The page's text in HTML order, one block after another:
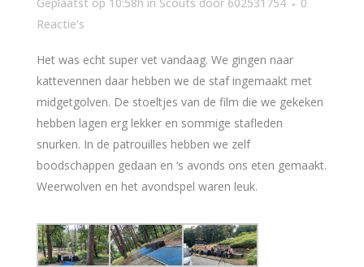
Reactie's
Het was echt super vet vandaag. We gingen naar
kattevennen daar hebben we de staf ingemaakt met
midgetgolven. De stoeltjes van de film die we gekeken
hebben lagen erg lekker en sommige stafleden
snurken. In de patrouilles hebben we zelf
boodschappen gedaan en ‘s avonds ons eten gemaakt.
Weerwolven en het avondspel waren leuk.